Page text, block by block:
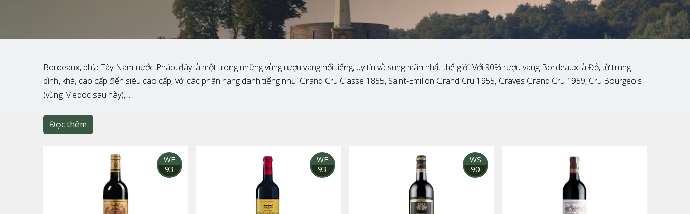
Bordeaux, phía Tây Nam nước Pháp, đây là một trong những vùng rượu vang nổi tiếng, uy tín và sung mãn nhất thế giới. Với 90% rượu vang Bordeaux là Đỏ, từ trung
bình, khá, cao cấp đến siêu cao cấp, với các phân hạng danh tiếng như: Grand Cru Classe 1855, Saint-Emilion Grand Cru 1955, Graves Grand Cru 1959, Cru Bourgeois
(vùng Medoc sau này), ...
Đọc thêm
WE
93
WE
93
WS
90